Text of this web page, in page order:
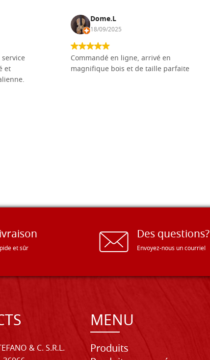
et
Dome.L
18/09/2025
Commandé en ligne, arrivé en
magnifique bois et de taille parfaite
et sûr
Des questions?
Envoyez-nous un courriel
& C. S.R.L.
MENU
Produits